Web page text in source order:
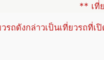
** เที่
รถดังกล่าวเป็นเที่ยวรถที่